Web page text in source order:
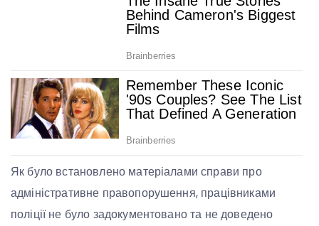
Як було встановлено матеріалами справи про
адміністративне правопорушення, працівниками
поліції не було задокументовано та не доведено